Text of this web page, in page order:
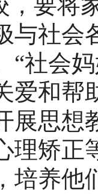
与社会
“社会
爱和帮
展思想
理矫正
培养他